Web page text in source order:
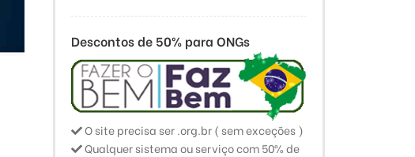
Descontos de 50% para ONGs
O site precisa ser .org.br ( sem exceções )
Qualquer sistema ou serviço com 50% de